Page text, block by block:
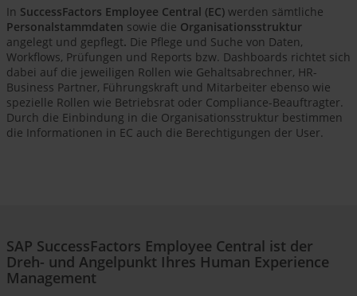
In SuccessFactors Employee Central (EC) werden sämtliche
Personalstammdaten sowie die Organisationsstruktur
angelegt und gepflegt. Die Pflege und Suche von Daten,
Workflows, Prüfungen und Reports bzw. Dashboards richtet sich
dabei auf die jeweiligen Rollen wie Gehaltsabrechner, HR-
Business Partner, Führungskraft und Mitarbeiter ebenso wie
spezielle Rollen wie Betriebsrat oder Compliance-Beauftragter.
Durch die Einbindung in die Organisationsstruktur bestimmen
die Informationen in EC auch die Berechtigungen der User.
SAP SuccessFactors Employee Central ist der
Dreh- und Angelpunkt Ihres Human Experience
Management